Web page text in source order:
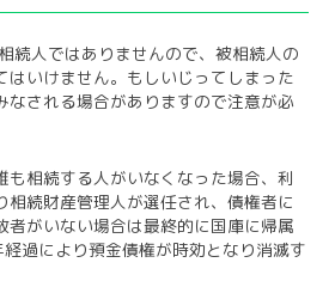
続人ではありませんので、被相続人の
はいけません。もしいじってしまった
なされる場合がありますので注意が必
も相続する人がいなくなった場合、利
相続財産管理人が選任され、債権者に
者がいない場合は最終的に国庫に帰属
経過により預金債権が時効となり消滅す